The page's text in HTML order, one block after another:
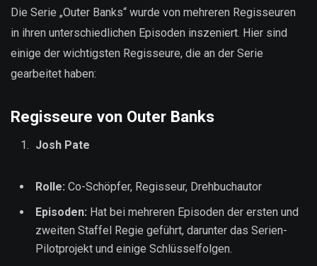
Die Serie „Outer Banks“ wurde von mehreren Regisseuren
in ihren unterschiedlichen Episoden inszeniert. Hier sind
einige der wichtigsten Regisseure, die an der Serie
gearbeitet haben:
Regisseure von Outer Banks
Josh Pate
Rolle: Co-Schöpfer, Regisseur, Drehbuchautor
Episoden: Hat bei mehreren Episoden der ersten und
zweiten Staffel Regie geführt, darunter das Serien-
Pilotprojekt und einige Schlüsselfolgen.